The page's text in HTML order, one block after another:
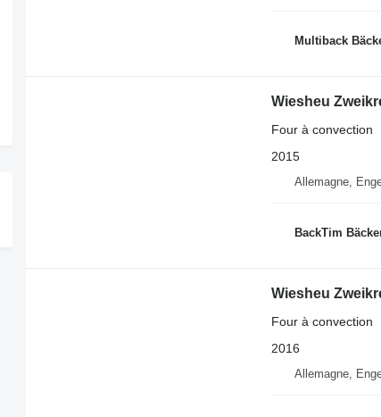
Multiback
Wiesheu
Four à convection
2015
Allemagne,
BackTim
Wiesheu
Four à convection
2016
Allemagne,